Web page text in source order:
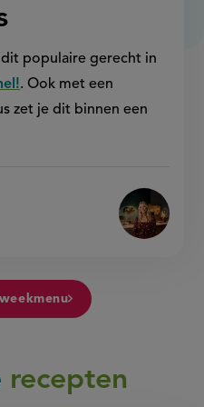
populaire gerecht in
. Ook met een
zet je dit binnen een
recepten